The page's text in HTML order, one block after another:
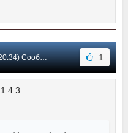
#6 1